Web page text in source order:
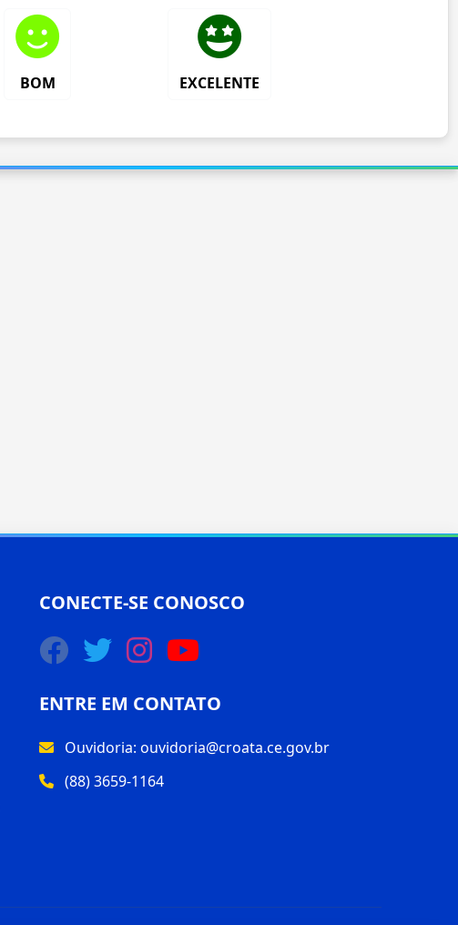
BOM EXCELENTE
CONECTE-SE CONOSCO
ENTRE EM CONTATO
Ouvidoria: ouvidoria@croata.ce.gov.br
(88) 3659-1164